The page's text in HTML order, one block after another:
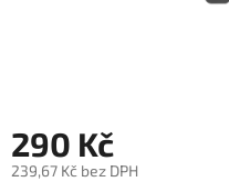
290 Kč
239,67 Kč bez DPH